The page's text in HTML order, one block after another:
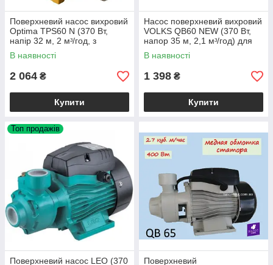
Поверхневий насос вихровий
Optima TPS60 N (370 Вт,
напір 32 м, 2 мᶟ/год, з
ежектором) для поливу,
свердловини
В наявності
2 064 ₴
Купити
Насос поверхневий вихровий
VOLKS QB60 NEW (370 Вт,
напор 35 м, 2,1 мᶟ/год) для
води, поливу, свердловини,
колодязя
В наявності
1 398 ₴
Купити
Топ продажів
Поверхневий насос LEO (370 Поверхневий